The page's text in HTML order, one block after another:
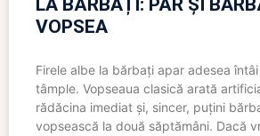
LA BĂRBAȚI: PĂR ȘI
VOPSEA
Firele albe la bărbați apar adesea
tâmple. Vopseaua clasică arată
rădăcina imediat și, sincer, puțini
vopsească la două săptămâni. Dacă